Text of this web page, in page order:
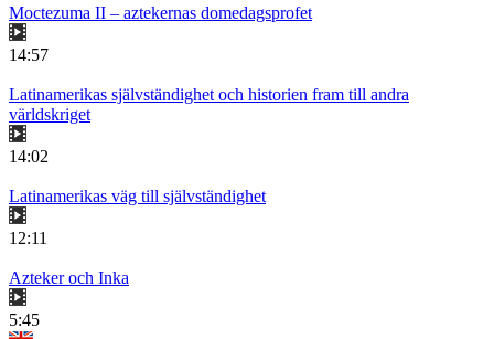
Moctezuma II – aztekernas domedagsprofet
14:57
Latinamerikas självständighet och historien fram till andra
världskriget
14:02
Latinamerikas väg till självständighet
12:11
Azteker och Inka
5:45